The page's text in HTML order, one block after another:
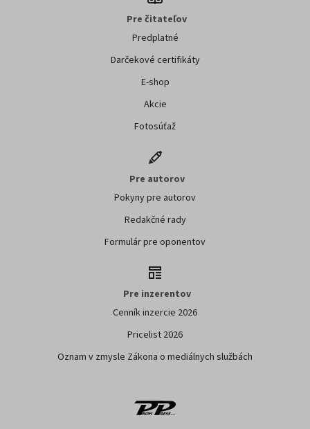
Pre čitateľov
Predplatné
Darčekové certifikáty
E-shop
Akcie
Fotosúťaž
Pre autorov
Pokyny pre autorov
Redakčné rady
Formulár pre oponentov
Pre inzerentov
Cenník inzercie 2026
Pricelist 2026
Oznam v zmysle Zákona o mediálnych službách